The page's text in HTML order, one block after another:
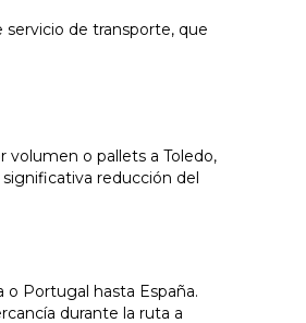
de transporte, que
o pallets a Toledo,
reducción del
Portugal hasta España.
durante la ruta a